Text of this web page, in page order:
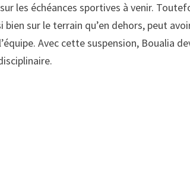
les échéances sportives à venir.
bien sur le terrain qu’en dehors, peut
Avec cette suspension, Boualia